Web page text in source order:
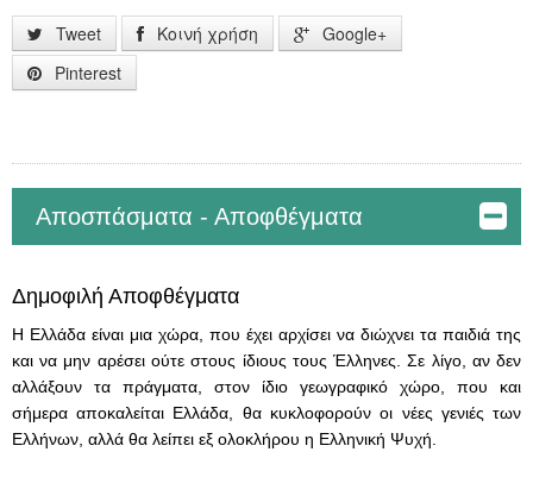
Tweet Κοινή χρήση
Google+
Pinterest
Αποσπάσματα - Αποφθέγματα
Δημοφιλή Αποφθέγματα
Η Ελλάδα είναι μια χώρα, που έχει αρχίσει να διώχνει τα παιδιά της
και να μην αρέσει ούτε στους ίδιους τους Έλληνες. Σε λίγο, αν δεν
αλλάξουν τα πράγματα, στον ίδιο γεωγραφικό χώρο, που και
σήμερα αποκαλείται Ελλάδα, θα κυκλοφορούν οι νέες γενιές των
Ελλήνων, αλλά θα λείπει εξ ολοκλήρου η Ελληνική Ψυχή.